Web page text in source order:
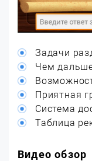
Задачи
Чем
Приятная
Система
Таблица
Видео обзор